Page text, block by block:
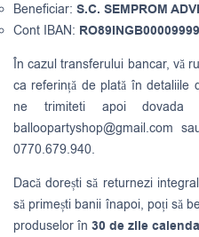
Beneficiar: S.C. SEMPROM
Cont IBAN:
În cazul transferului bancar, vă
ca referință de plată în detaliile
ne trimiteti apoi
balloopartyshop@gmail.com
0770.679.940.
Dacă dorești să returnezi
să primești banii înapoi, poți să
produselor în 30 de zile